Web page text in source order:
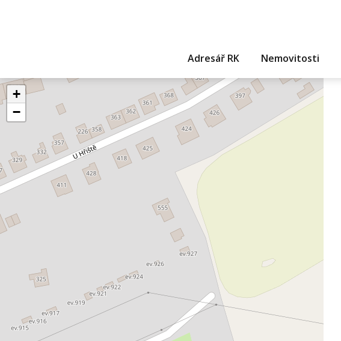
Adresář RK Nemovitosti
+
−